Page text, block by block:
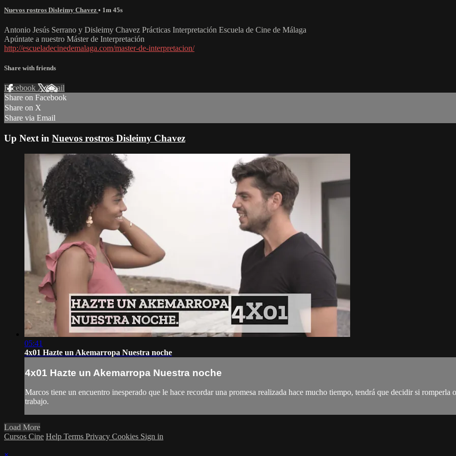
Nuevos rostros Disleimy Chavez • 1m 45s
Antonio Jesús Serrano y Disleimy Chavez Prácticas Interpretación Escuela de Cine de Málaga
Apúntate a nuestro Máster de Interpretación
http://escueladecinedemalaga.com/master-de-interpretacion/
Share with friends
Facebook XEmail
Share on Facebook
Share on X
Share via Email
Up Next in Nuevos rostros Disleimy Chavez
05:41
4x01 Hazte un Akemarropa Nuestra noche
4x01 Hazte un Akemarropa Nuestra noche
Marcos tiene un encuentro inesperado que le hace recordar una promesa realizada hace mucho tiempo, tendrá que decidir si
trabajo.
Load More
Cursos Cine Help Terms Privacy Cookies Sign in